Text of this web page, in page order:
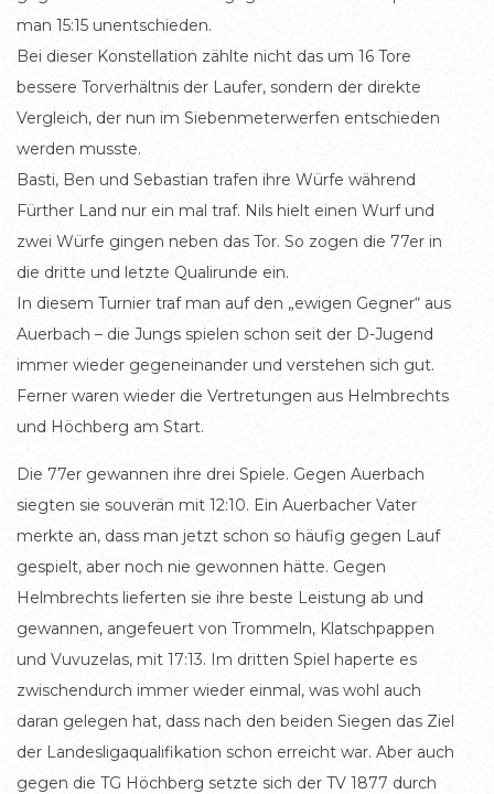
man 15:15 unentschieden.
Bei dieser Konstellation zählte nicht das um 16 Tore
bessere Torverhältnis der Laufer, sondern der direkte
Vergleich, der nun im Siebenmeterwerfen entschieden
werden musste.
Basti, Ben und Sebastian trafen ihre Würfe während
Fürther Land nur ein mal traf. Nils hielt einen Wurf und
zwei Würfe gingen neben das Tor. So zogen die 77er in
die dritte und letzte Qualirunde ein.
In diesem Turnier traf man auf den „ewigen Gegner“ aus
Auerbach – die Jungs spielen schon seit der D-Jugend
immer wieder gegeneinander und verstehen sich gut.
Ferner waren wieder die Vertretungen aus Helmbrechts
und Höchberg am Start.
Die 77er gewannen ihre drei Spiele. Gegen Auerbach
siegten sie souverän mit 12:10. Ein Auerbacher Vater
merkte an, dass man jetzt schon so häufig gegen Lauf
gespielt, aber noch nie gewonnen hätte. Gegen
Helmbrechts lieferten sie ihre beste Leistung ab und
gewannen, angefeuert von Trommeln, Klatschpappen
und Vuvuzelas, mit 17:13. Im dritten Spiel haperte es
zwischendurch immer wieder einmal, was wohl auch
daran gelegen hat, dass nach den beiden Siegen das Ziel
der Landesligaqualifikation schon erreicht war. Aber auch
gegen die TG Höchberg setzte sich der TV 1877 durch